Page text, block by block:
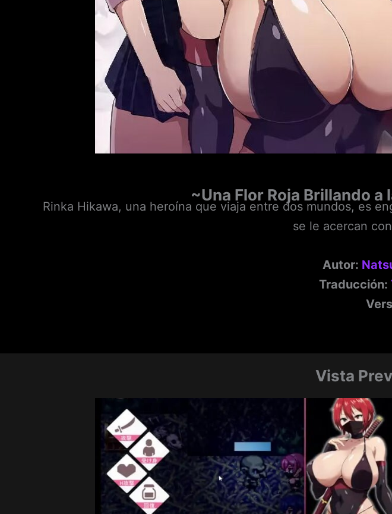
~Una Flor Roja Brillando a
Rinka Hikawa, una heroína que viaja entre dos mundos, es
se le acercan
Autor:
Traducción:
Vista